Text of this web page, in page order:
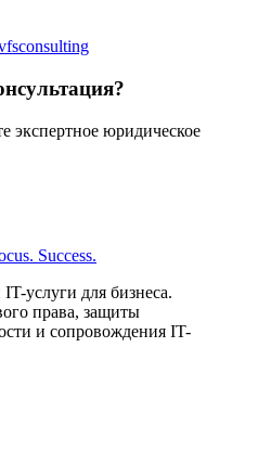
экспертное юридическое
Success.
услуги для бизнеса.
права, защиты
и сопровождения IT-